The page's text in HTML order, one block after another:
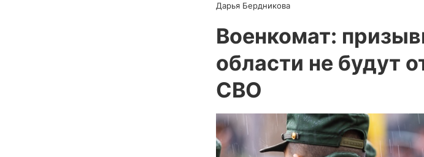
Дарья Бердникова
Военкомат:
области не будут
СВО